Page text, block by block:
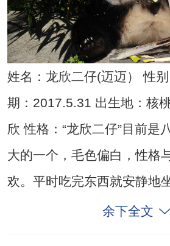
姓名：龙欣二仔(迈迈） 性
期：2017.5.31 出生地：核
欣 性格：“龙欣二仔”目前是
大的一个，毛色偏白，性格
欢。平时吃完东西就安静地
余下全文